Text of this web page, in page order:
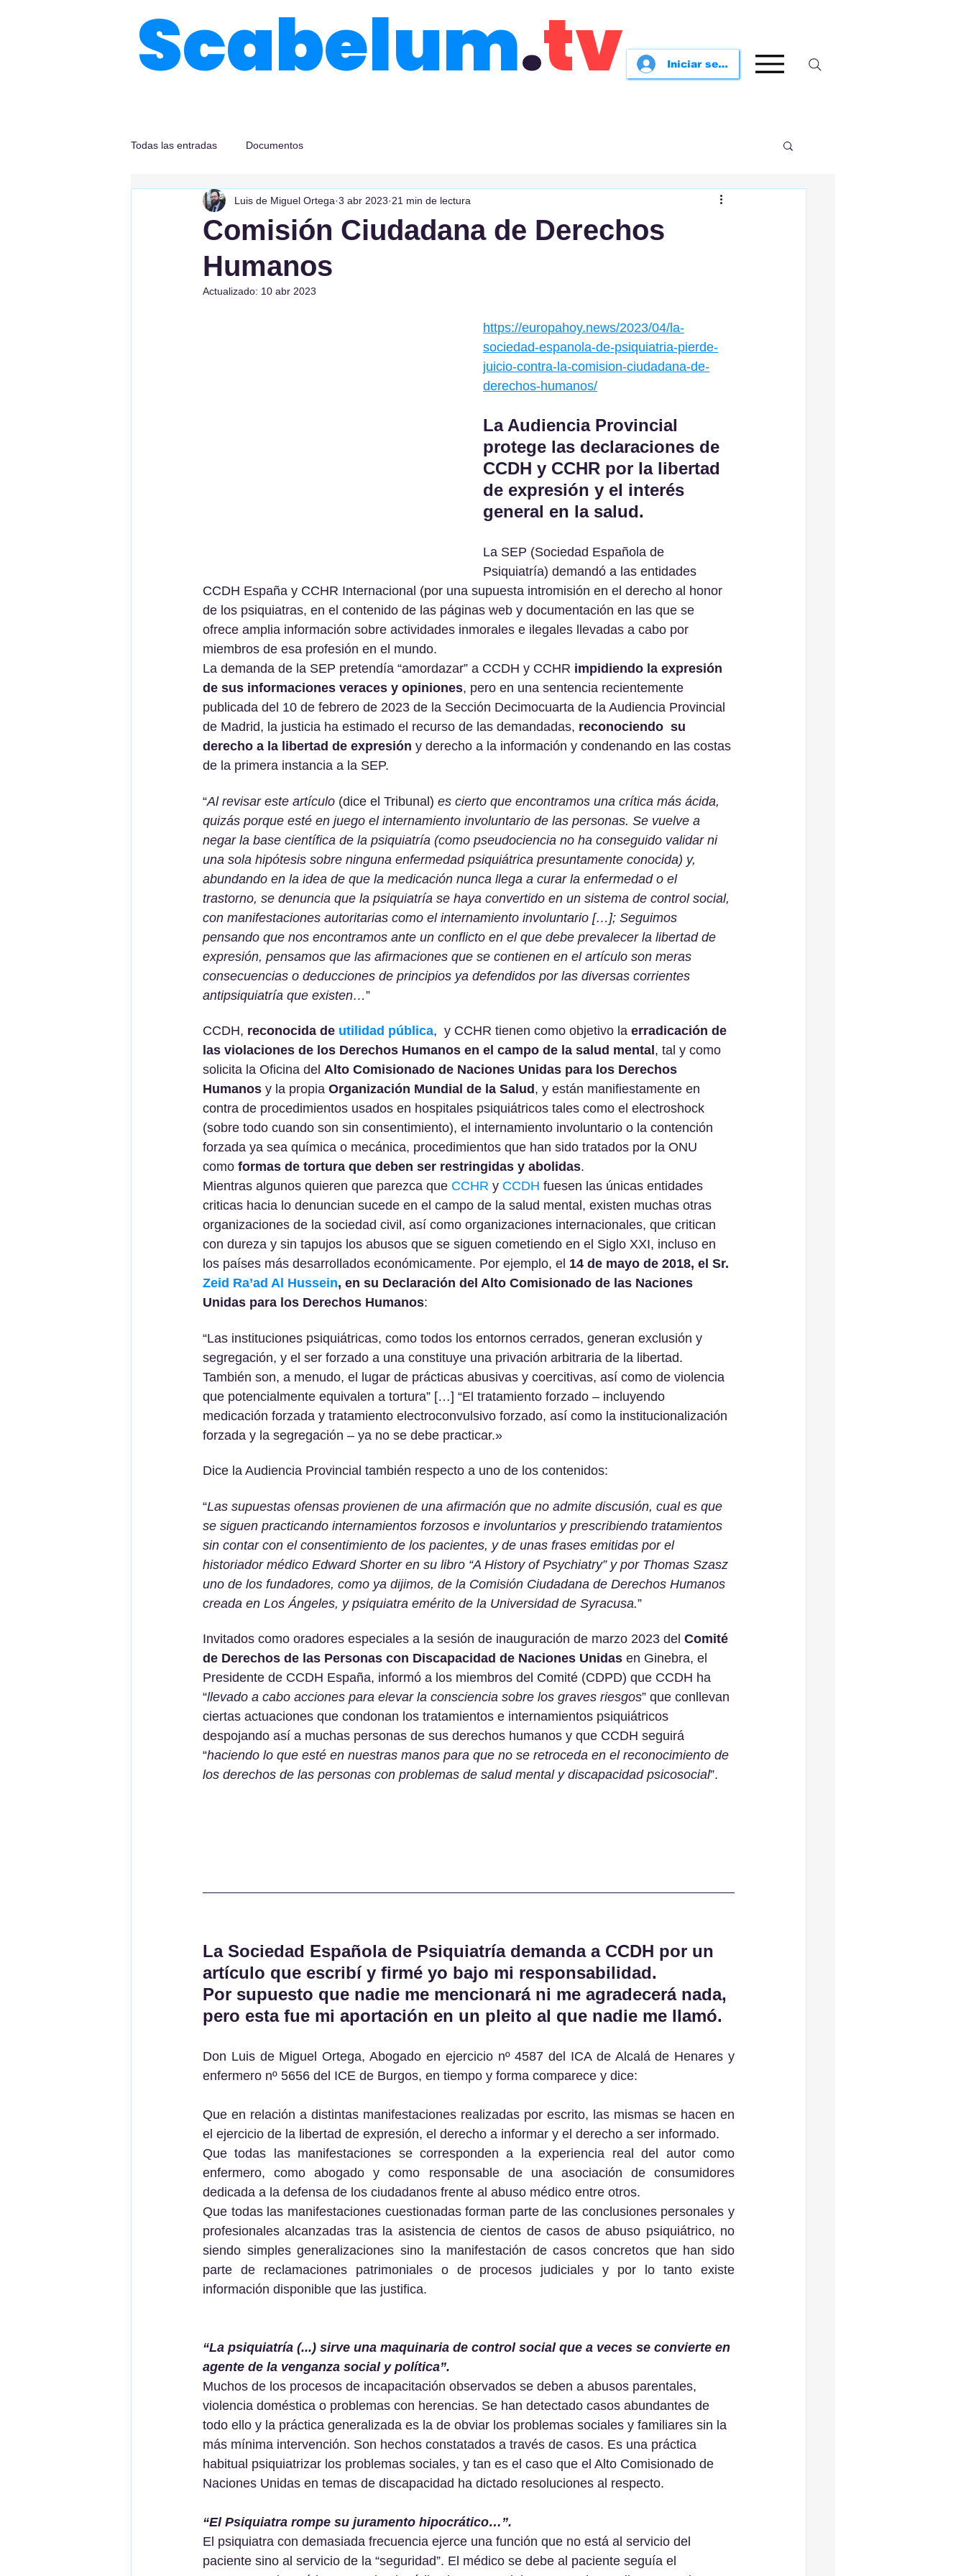
Scabelum.tv Iniciar sesión
Todas las entradas Documentos
Comisión Ciudadana de Derechos
Humanos
Luis de Miguel Ortega 3 abr 2023 21 min de lectura
Actualizado: 10 abr 2023
https://europahoy.news/2023/04/la-
sociedad-espanola-de-psiquiatria-pierde-
juicio-contra-la-comision-ciudadana-de-
derechos-humanos/
La Audiencia Provincial
protege las declaraciones de
CCDH y CCHR por la libertad
de expresión y el interés
general en la salud.
La SEP (Sociedad Española de
Psiquiatría) demandó a las entidades
CCDH España y CCHR Internacional (por una supuesta intromisión en el derecho al honor
de los psiquiatras, en el contenido de las páginas web y documentación en las que se
ofrece amplia información sobre actividades inmorales e ilegales llevadas a cabo por
miembros de esa profesión en el mundo.
La demanda de la SEP pretendía “amordazar” a CCDH y CCHR impidiendo la expresión
de sus informaciones veraces y opiniones, pero en una sentencia recientemente
publicada del 10 de febrero de 2023 de la Sección Decimocuarta de la Audiencia Provincial
de Madrid, la justicia ha estimado el recurso de las demandadas, reconociendo  su
derecho a la libertad de expresión y derecho a la información y condenando en las costas
de la primera instancia a la SEP.
“Al revisar este artículo (dice el Tribunal) es cierto que encontramos una crítica más ácida,
quizás porque esté en juego el internamiento involuntario de las personas. Se vuelve a
negar la base científica de la psiquiatría (como pseudociencia no ha conseguido validar ni
una sola hipótesis sobre ninguna enfermedad psiquiátrica presuntamente conocida) y,
abundando en la idea de que la medicación nunca llega a curar la enfermedad o el
trastorno, se denuncia que la psiquiatría se haya convertido en un sistema de control social,
con manifestaciones autoritarias como el internamiento involuntario […]; Seguimos
pensando que nos encontramos ante un conflicto en el que debe prevalecer la libertad de
expresión, pensamos que las afirmaciones que se contienen en el artículo son meras
consecuencias o deducciones de principios ya defendidos por las diversas corrientes
antipsiquiatría que existen…”
CCDH, reconocida de utilidad pública,  y CCHR tienen como objetivo la erradicación de
las violaciones de los Derechos Humanos en el campo de la salud mental , tal y como
solicita la Oficina del Alto Comisionado de Naciones Unidas para los Derechos
Humanos y la propia Organización Mundial de la Salud , y están manifiestamente en
contra de procedimientos usados en hospitales psiquiátricos tales como el electroshock
(sobre todo cuando son sin consentimiento), el internamiento involuntario o la contención
forzada ya sea química o mecánica, procedimientos que han sido tratados por la ONU
como formas de tortura que deben ser restringidas y abolidas.
Mientras algunos quieren que parezca que CCHR y CCDH fuesen las únicas entidades
criticas hacia lo denuncian sucede en el campo de la salud mental, existen muchas otras
organizaciones de la sociedad civil, así como organizaciones internacionales, que critican
con dureza y sin tapujos los abusos que se siguen cometiendo en el Siglo XXI, incluso en
los países más desarrollados económicamente. Por ejemplo, el 14 de mayo de 2018, el Sr.
Zeid Ra’ad Al Hussein, en su Declaración del Alto Comisionado de las Naciones
Unidas para los Derechos Humanos:
“Las instituciones psiquiátricas, como todos los entornos cerrados, generan exclusión y
segregación, y el ser forzado a una constituye una privación arbitraria de la libertad.
También son, a menudo, el lugar de prácticas abusivas y coercitivas, así como de violencia
que potencialmente equivalen a tortura” […] “El tratamiento forzado – incluyendo
medicación forzada y tratamiento electroconvulsivo forzado, así como la institucionalización
forzada y la segregación – ya no se debe practicar.»
Dice la Audiencia Provincial también respecto a uno de los contenidos:
“Las supuestas ofensas provienen de una afirmación que no admite discusión, cual es que
se siguen practicando internamientos forzosos e involuntarios y prescribiendo tratamientos
sin contar con el consentimiento de los pacientes, y de unas frases emitidas por el
historiador médico Edward Shorter en su libro “A History of Psychiatry” y por Thomas Szasz
uno de los fundadores, como ya dijimos, de la Comisión Ciudadana de Derechos Humanos
creada en Los Ángeles, y psiquiatra emérito de la Universidad de Syracusa.”
Invitados como oradores especiales a la sesión de inauguración de marzo 2023 del Comité
de Derechos de las Personas con Discapacidad de Naciones Unidas en Ginebra, el
Presidente de CCDH España, informó a los miembros del Comité (CDPD) que CCDH ha
“llevado a cabo acciones para elevar la consciencia sobre los graves riesgos” que conllevan
ciertas actuaciones que condonan los tratamientos e internamientos psiquiátricos
despojando así a muchas personas de sus derechos humanos y que CCDH seguirá
“haciendo lo que esté en nuestras manos para que no se retroceda en el reconocimiento de
los derechos de las personas con problemas de salud mental y discapacidad psicosocial”.
La Sociedad Española de Psiquiatría demanda a CCDH por un
artículo que escribí y firmé yo bajo mi responsabilidad.
Por supuesto que nadie me mencionará ni me agradecerá nada,
pero esta fue mi aportación en un pleito al que nadie me llamó.
Don Luis de Miguel Ortega, Abogado en ejercicio nº 4587 del ICA de Alcalá de Henares y
enfermero nº 5656 del ICE de Burgos, en tiempo y forma comparece y dice:
Que en relación a distintas manifestaciones realizadas por escrito, las mismas se hacen en
el ejercicio de la libertad de expresión, el derecho a informar y el derecho a ser informado.
Que todas las manifestaciones se corresponden a la experiencia real del autor como
enfermero, como abogado y como responsable de una asociación de consumidores
dedicada a la defensa de los ciudadanos frente al abuso médico entre otros.
Que todas las manifestaciones cuestionadas forman parte de las conclusiones personales y
profesionales alcanzadas tras la asistencia de cientos de casos de abuso psiquiátrico, no
siendo simples generalizaciones sino la manifestación de casos concretos que han sido
parte de reclamaciones patrimoniales o de procesos judiciales y por lo tanto existe
información disponible que las justifica.
“La psiquiatría (...) sirve una maquinaria de control social que a veces se convierte en
agente de la venganza social y política”.
Muchos de los procesos de incapacitación observados se deben a abusos parentales,
violencia doméstica o problemas con herencias. Se han detectado casos abundantes de
todo ello y la práctica generalizada es la de obviar los problemas sociales y familiares sin la
más mínima intervención. Son hechos constatados a través de casos. Es una práctica
habitual psiquiatrizar los problemas sociales, y tan es el caso que el Alto Comisionado de
Naciones Unidas en temas de discapacidad ha dictado resoluciones al respecto.
“El Psiquiatra rompe su juramento hipocrático…”.
El psiquiatra con demasiada frecuencia ejerce una función que no está al servicio del
paciente sino al servicio de la “seguridad”. El médico se debe al paciente seguía el